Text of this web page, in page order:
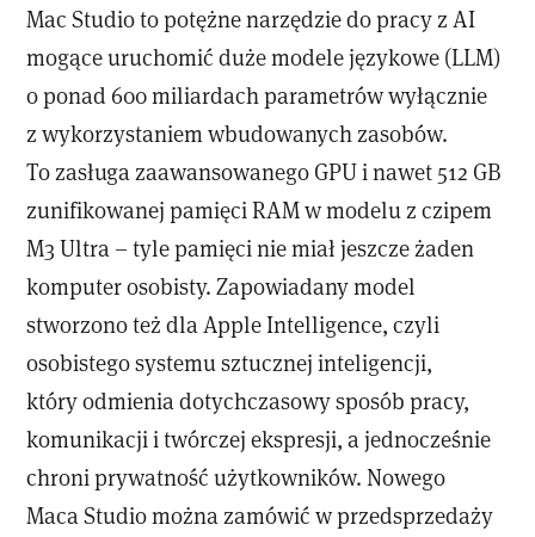
Mac Studio to potężne narzędzie do pracy z AI
mogące uruchomić duże modele językowe (LLM)
o ponad 600 miliardach parametrów wyłącznie
z wykorzystaniem wbudowanych zasobów.
To zasługa zaawansowanego GPU i nawet 512 GB
zunifikowanej pamięci RAM w modelu z czipem
M3 Ultra – tyle pamięci nie miał jeszcze żaden
komputer osobisty. Zapowiadany model
stworzono też dla Apple Intelligence, czyli
osobistego systemu sztucznej inteligencji,
który odmienia dotychczasowy sposób pracy,
komunikacji i twórczej ekspresji, a jednocześnie
chroni prywatność użytkowników. Nowego
Maca Studio można zamówić w przedsprzedaży